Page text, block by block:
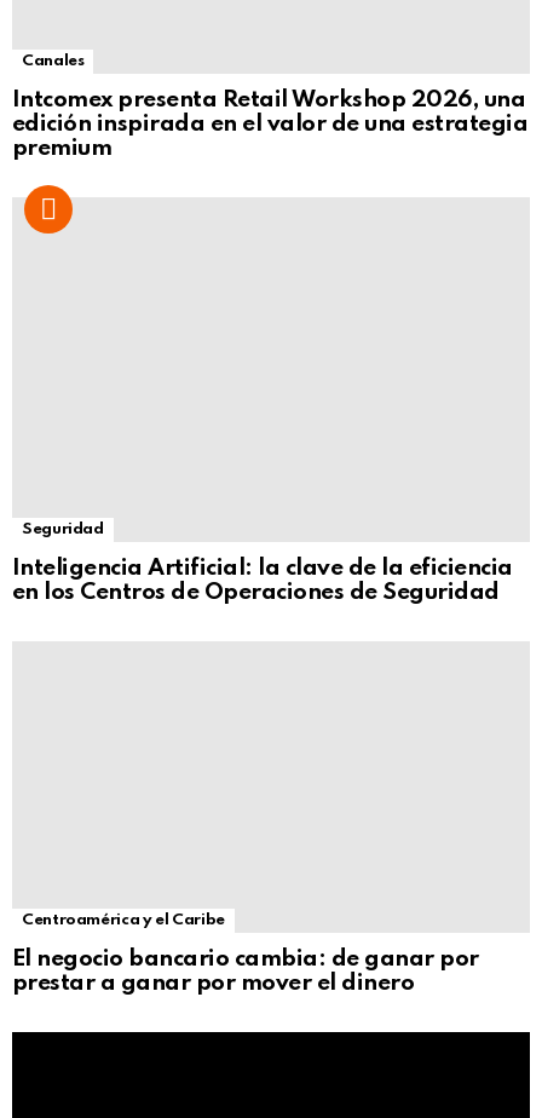
Canales
Intcomex presenta Retail Workshop 2026, una
edición inspirada en el valor de una estrategia
premium
Seguridad
Inteligencia Artificial: la clave de la eficiencia
en los Centros de Operaciones de Seguridad
Centroamérica y el Caribe
El negocio bancario cambia: de ganar por
prestar a ganar por mover el dinero